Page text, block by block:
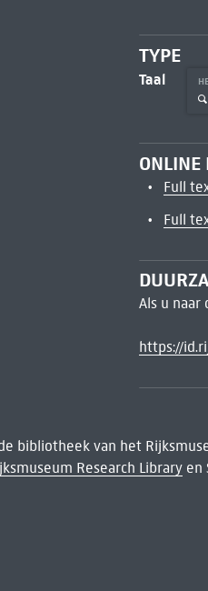
TYPE
Taal
ONLINE
Full
Full
Als u naar
https://
bibliotheek van het
Research Libraryen